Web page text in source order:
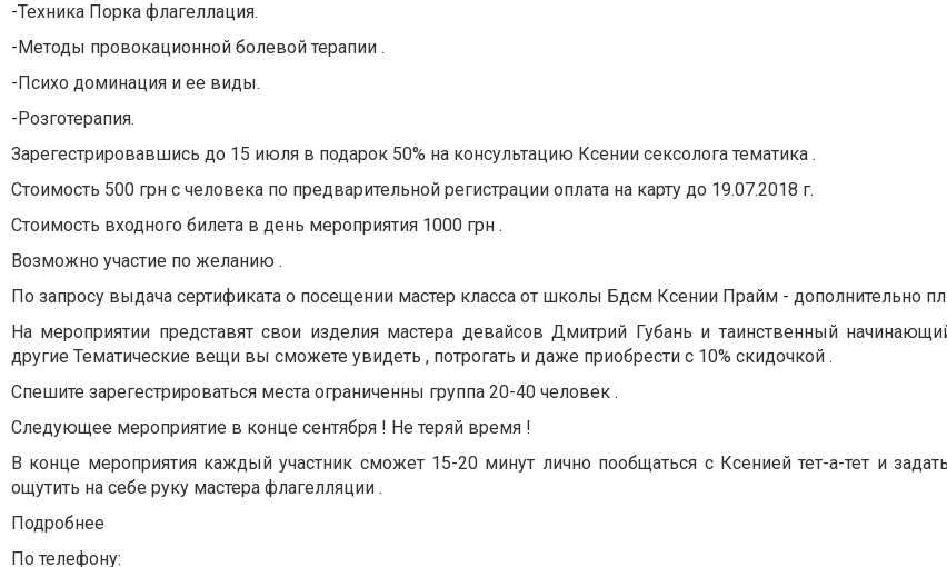
-Техника Порка флагеллация.
-Методы провокационной болевой терапии .
-Психо доминация и ее виды.
-Розготерапия.
Зарегестрировавшись до 15 июля в подарок 50% на консультацию Ксении сексолога тематика .
Стоимость 500 грн с человека по предварительной регистрации оплата на карту до 19.07.2018 г.
Стоимость входного билета в день мероприятия 1000 грн .
Возможно участие по желанию .
По запросу выдача сертификата о посещении мастер класса от школы Бдсм Ксении Прайм - дополнительно
На мероприятии представят свои изделия мастера девайсов Дмитрий Губань и таинственный
другие Тематические вещи вы сможете увидеть , потрогать и даже приобрести с 10% скидочкой .
Спешите зарегестрироваться места ограниченны группа 20-40 человек .
Следующее мероприятие в конце сентября ! Не теряй время !
В конце мероприятия каждый участник сможет 15-20 минут лично пообщаться с Ксенией тет-а-тет и
ощутить на себе руку мастера флагелляции .
Подробнее
По телефону: